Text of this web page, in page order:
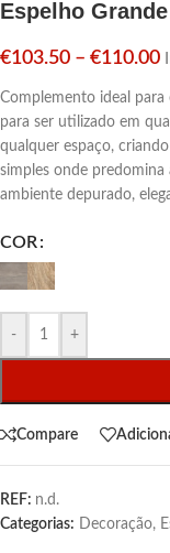
Espelho
€103.50 – €110.00
Complemento ideal
para ser utilizado em
qualquer espaço,
simples onde
ambiente depurado,
COR
- +
Compare
REF: n.d.
Categorias: Decoração,